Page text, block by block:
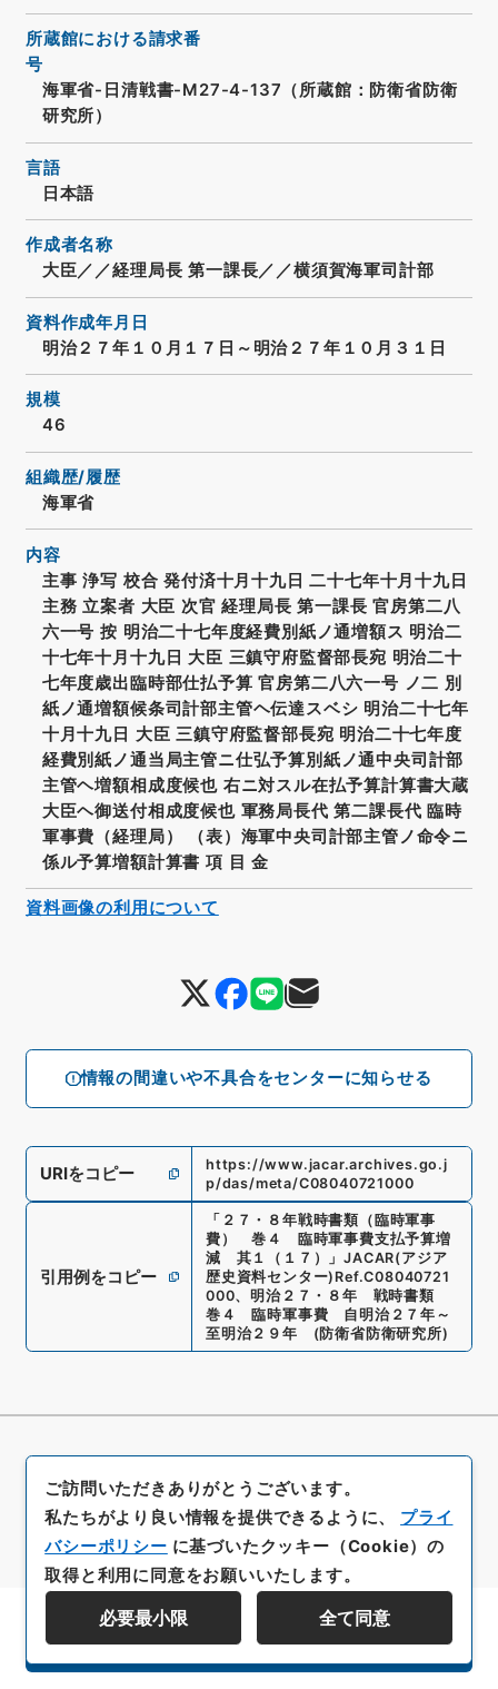
情報の間違いや不具合をセンターに知らせる
所蔵館における請求番
号
海軍省-日清戦書-M27-4-137（所蔵館：防衛省防衛
研究所）
言語
日本語
作成者名称
大臣／／経理局長 第一課長／／横須賀海軍司計部
資料作成年月日
明治２７年１０月１７日～明治２７年１０月３１日
規模
46
組織歴/履歴
海軍省
内容
主事 浄写 校合 発付済十月十九日 二十七年十月十九日
主務 立案者 大臣 次官 経理局長 第一課長 官房第二八
六一号 按 明治二十七年度経費別紙ノ通増額ス 明治二
十七年十月十九日 大臣 三鎮守府監督部長宛 明治二十
七年度歳出臨時部仕払予算 官房第二八六一号 ノ二 別
紙ノ通増額候条司計部主管ヘ伝達スベシ 明治二十七年
十月十九日 大臣 三鎮守府監督部長宛 明治二十七年度
経費別紙ノ通当局主管ニ仕弘予算別紙ノ通中央司計部
主管ヘ増額相成度候也 右ニ対スル在払予算計算書大蔵
大臣ヘ御送付相成度候也 軍務局長代 第二課長代 臨時
軍事費（経理局） （表）海軍中央司計部主管ノ命令ニ
係ル予算増額計算書 項 目 金
URIをコピー
https://www.jacar.archives.go.j
p/das/meta/C08040721000
引用例をコピー
「 ２７・８年戦時書類（臨時軍事
費） 巻４ 臨時軍事費支払予算増
減 其１（１７）
」JACAR(アジア
歴史資料センター) Ref.C08040721
000、明治２７・８年 戦時書類
巻４ 臨時軍事費 自明治２７年～
至明治２９年 (防衛省防衛研究所)
資料画像の利用について
資料群階層を表示する
ご訪問いただきありがとうございます。
私たちがより良い情報を提供できるように、 プライ
バシーポリシー に基づいたクッキー（Cookie）の
取得と利用に同意をお願いいたします。
必要最小限 全て同意